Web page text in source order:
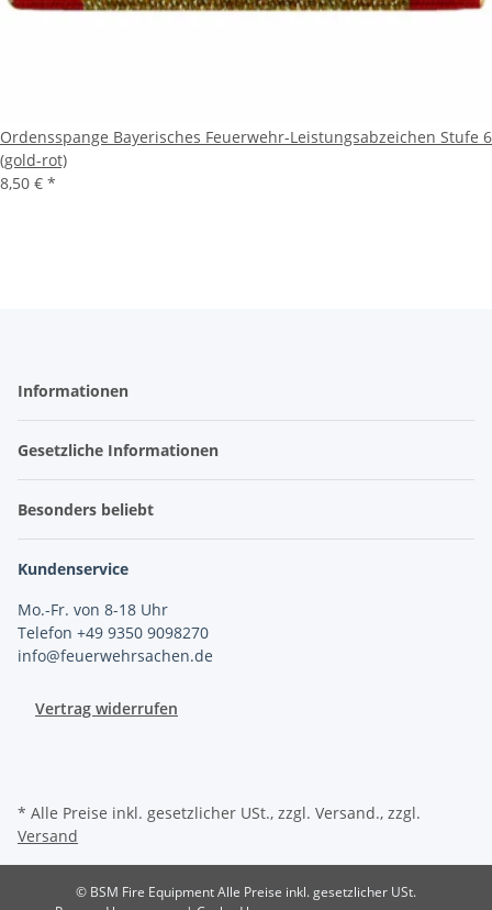
Ordensspange Bayerisches Feuerwehr-Leistungsabzeichen Stufe 6
(gold-rot)
8,50 € *
Informationen
Gesetzliche Informationen
Besonders beliebt
Kundenservice
Mo.-Fr. von 8-18 Uhr
Telefon +49 9350 9098270
info@feuerwehrsachen.de
Vertrag widerrufen
* Alle Preise inkl. gesetzlicher USt., zzgl. Versand., zzgl.
Versand
© BSM Fire EquipmentAlle Preise inkl. gesetzlicher USt.